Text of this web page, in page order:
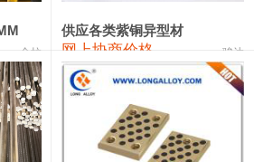
26,300 100
100
24,200
金拉
供应各类紫铜异型材
网上协商价格 骏达